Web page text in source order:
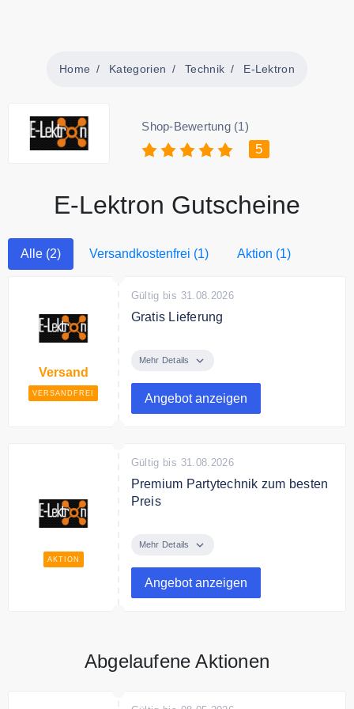
Home Kategorien Technik E-Lektron
Shop-Bewertung (1)
5
E-Lektron Gutscheine
Alle (2) Versandkostenfrei (1) Aktion (1)
Versand
VERSANDFREI
Gültig bis 31.08.2026
Gratis Lieferung
ab 1000€ Bestellwert.
Mehr Details
Angebot anzeigen
AKTION
Gültig bis 31.08.2026
Premium Partytechnik zum besten
Preis
Partytechnik zum besten Preis.
Mehr Details
Angebot anzeigen
Abgelaufene Aktionen